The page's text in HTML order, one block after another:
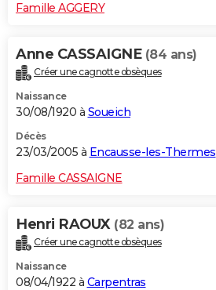
Famille AGGERY
Anne CASSAIGNE (84 ans)
Créer une cagnotte obsèques
Naissance
30/08/1920 à Soueich
Décès
23/03/2005 à Encausse-les-Thermes
Famille CASSAIGNE
Henri RAOUX (82 ans)
Créer une cagnotte obsèques
Naissance
08/04/1922 à Carpentras